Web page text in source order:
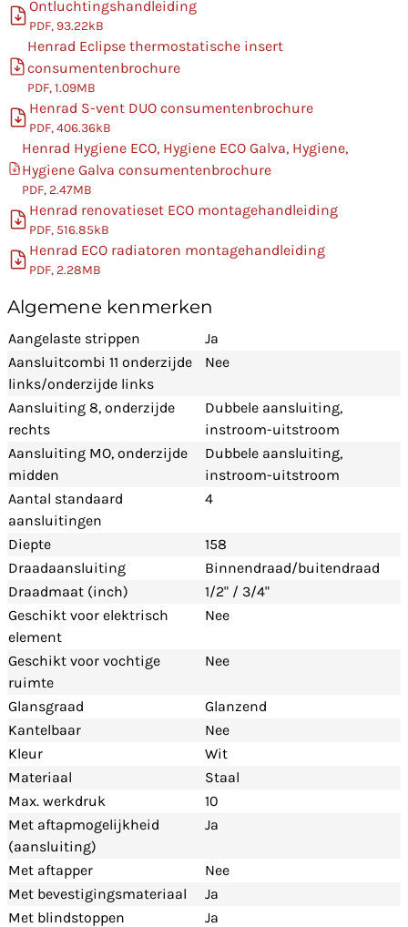
Ontluchtingshandleiding
PDF, 93.22kB
Henrad Eclipse thermostatische insert
consumentenbrochure
PDF, 1.09MB
Henrad S-vent DUO consumentenbrochure
PDF, 406.36kB
Henrad Hygiene ECO, Hygiene ECO Galva, Hygiene,
Hygiene Galva consumentenbrochure
PDF, 2.47MB
Henrad renovatieset ECO montagehandleiding
PDF, 516.85kB
Henrad ECO radiatoren montagehandleiding
PDF, 2.28MB
Algemene kenmerken
Aangelaste strippen
Ja
Aansluitcombi 11 onderzijde
links/onderzijde links
Nee
Aansluiting 8, onderzijde
rechts
Dubbele aansluiting,
instroom-uitstroom
Aansluiting MO, onderzijde
midden
Dubbele aansluiting,
instroom-uitstroom
Aantal standaard
aansluitingen
4
Diepte
158
Draadaansluiting
Binnendraad/buitendraad
Draadmaat (inch)
1/2" / 3/4"
Geschikt voor elektrisch
element
Nee
Geschikt voor vochtige
ruimte
Nee
Glansgraad
Glanzend
Kantelbaar
Nee
Kleur
Wit
Materiaal
Staal
Max. werkdruk
10
Met aftapmogelijkheid
(aansluiting)
Ja
Met aftapper
Nee
Met bevestigingsmateriaal
Ja
Met blindstoppen
Ja